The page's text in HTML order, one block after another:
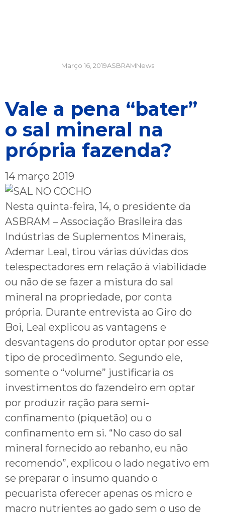
Março 16, 2019ASBRAMNews
Vale a pena “bater”
o sal mineral na
própria fazenda?
14 março 2019
Nesta quinta-feira, 14, o presidente da
ASBRAM – Associação Brasileira das
Indústrias de Suplementos Minerais,
Ademar Leal, tirou várias dúvidas dos
telespectadores em relação à viabilidade
ou não de se fazer a mistura do sal
mineral na propriedade, por conta
própria. Durante entrevista ao Giro do
Boi, Leal explicou as vantagens e
desvantagens do produtor optar por esse
tipo de procedimento. Segundo ele,
somente o “volume” justificaria os
investimentos do fazendeiro em optar
por produzir ração para semi-
confinamento (piquetão) ou o
confinamento em si. “No caso do sal
mineral fornecido ao rebanho, eu não
recomendo”, explicou o lado negativo em
se preparar o insumo quando o
pecuarista oferecer apenas os micro e
macro nutrientes ao gado sem o uso de